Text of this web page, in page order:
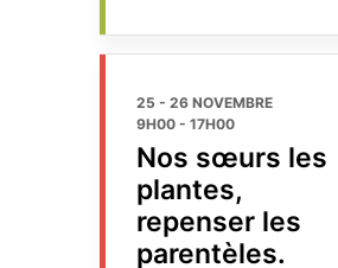
25 - 26 NOVEMBRE
9H00 - 17H00
Nos sœurs les
plantes,
repenser les
parentèles.